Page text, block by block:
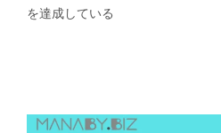
を達成している